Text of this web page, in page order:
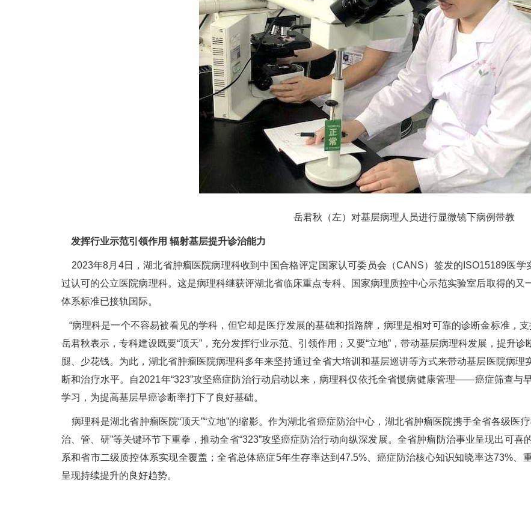
岳君秋（左）对基层病理人员进行显微镜下病例带教
发挥行业示范引领作用 辐射基层提升诊治能力
2023年8月4日，湖北省肿瘤医院病理科收到中国合格评定国家认可委员会（CANS）签发的ISO15189医学
过认可的公立医院病理科。这是病理科继获评湖北省临床重点专科、国家病理质控中心示范实验室后取得的
体系标准已接轨国际。
“病理科是一个不容易被看见的学科，但它却是医疗发展的基础和指路牌，病理是相对可靠的诊断金标准，支撑
岳君秋表示，专科建设既要“顶天”，充分发挥行业示范、引领作用；又要“立地”，带动基层病理科发展，提升
腿、少花钱。为此，湖北省肿瘤医院病理科多年来坚持通过全省大培训和基层巡讲等方式来带动基层医院病
断和治疗水平。自2021年“323”攻坚癌症防治行动启动以来，病理科仅依托全省慢病健康管理——癌症筛查与
学习，为提高基层早癌诊断率打下了良好基础。
病理科是湖北省肿瘤医院“顶天”“立地”的缩影。作为湖北省癌症防治中心，湖北省肿瘤医院携手全省各级医
治、管、研”等关键环节下重拳，推动全省“323”攻坚癌症防治行动向纵深发展。全省肿瘤防治事业呈现出可
系和省市二级质控体系实现全覆盖；全省总体癌症5年生存率达到47.5%、癌症防治核心知识知晓率达73%、
呈现持续提升的良好趋势。